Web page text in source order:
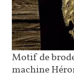
Motif de
machine